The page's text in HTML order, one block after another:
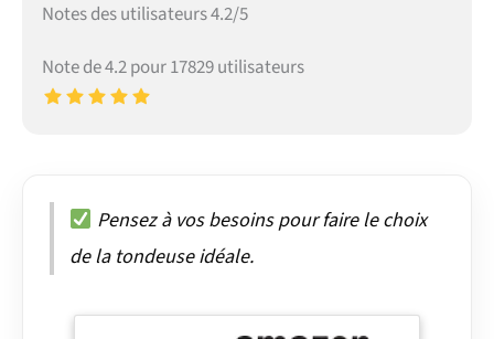
Notes des utilisateurs 4.2/5
Note de 4.2 pour 17829 utilisateurs
Pensez à vos besoins pour faire le choix
de la tondeuse idéale.